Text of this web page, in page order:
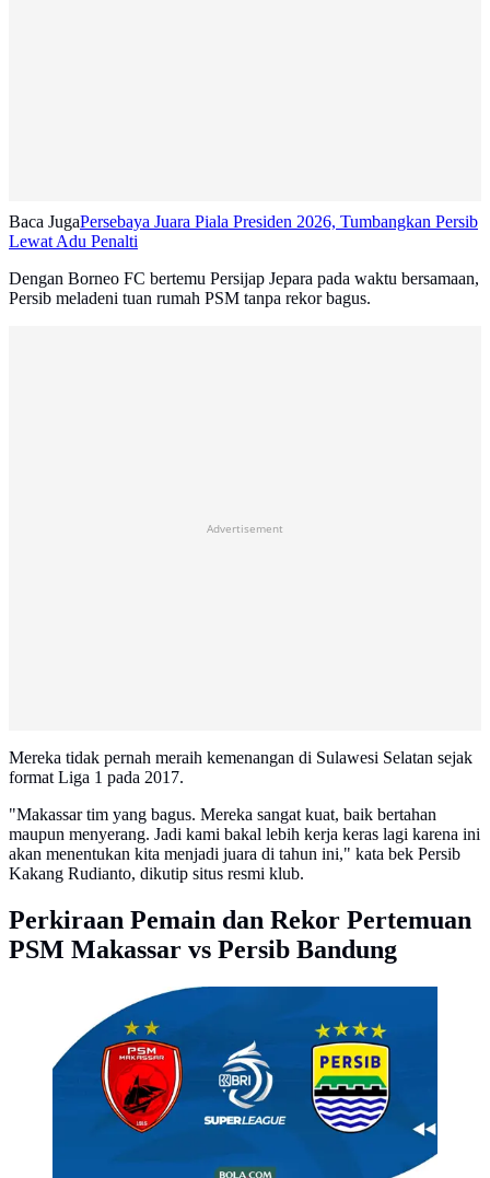
Baca JugaPersebaya Juara Piala Presiden 2026, Tumbangkan Persib
Lewat Adu Penalti
Dengan Borneo FC bertemu Persijap Jepara pada waktu bersamaan,
Persib meladeni tuan rumah PSM tanpa rekor bagus.
Advertisement
Mereka tidak pernah meraih kemenangan di Sulawesi Selatan sejak
format Liga 1 pada 2017.
"Makassar tim yang bagus. Mereka sangat kuat, baik bertahan
maupun menyerang. Jadi kami bakal lebih kerja keras lagi karena ini
akan menentukan kita menjadi juara di tahun ini," kata bek Persib
Kakang Rudianto, dikutip situs resmi klub.
Perkiraan Pemain dan Rekor Pertemuan
PSM Makassar vs Persib Bandung
PSM Makassar Vs Persib Bandung pada pekan ke 33
BRI Super League. (Bola.com/Wiwig Prayugi)